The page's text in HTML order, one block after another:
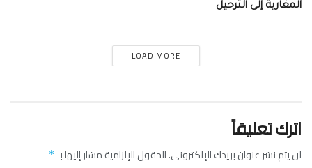
المغاربة إلى الترحيل
LOAD MORE
اترك تعليقاً
لن يتم نشر عنوان بريدك الإلكتروني.الحقول الإلزامية مشار إليها بـ*